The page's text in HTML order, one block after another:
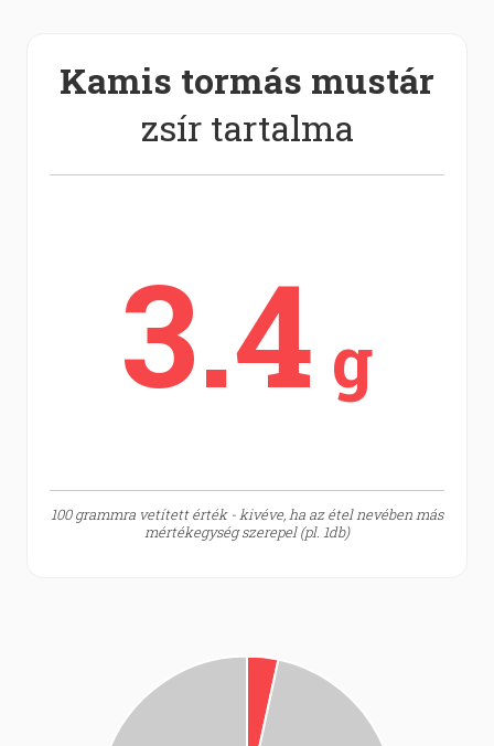
Kamis tormás mustár
zsír tartalma
3.4 g
100 grammra vetített érték - kivéve, ha az étel nevében más
mértékegység szerepel (pl. 1db)